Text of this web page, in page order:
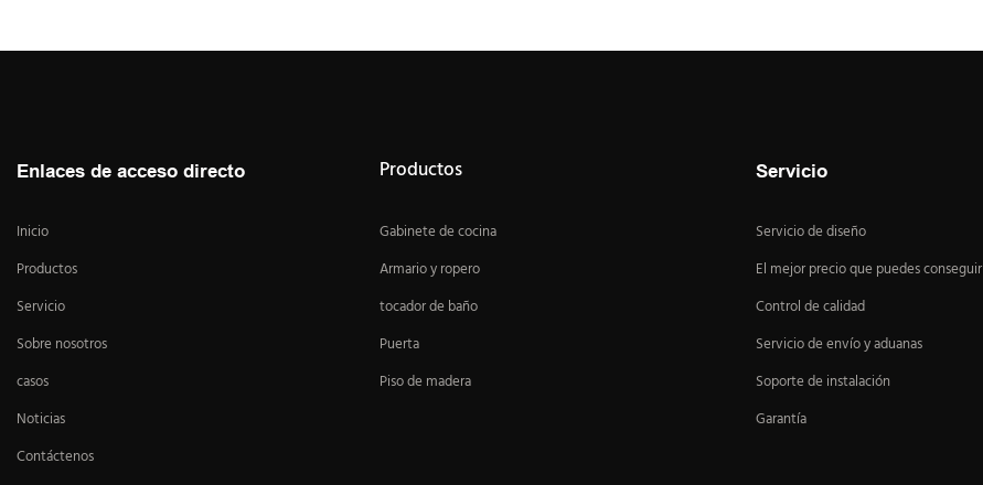
Enlaces de acceso directo
Inicio
Productos
Servicio
Sobre nosotros
casos
Noticias
Contáctenos
Productos
Gabinete de cocina
Armario y ropero
tocador de baño
Puerta
Piso de madera
Servicio
Servicio de diseño
El mejor precio que puedes conseguir
Control de calidad
Servicio de envío y aduanas
Soporte de instalación
Garantía